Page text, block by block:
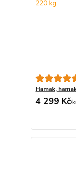
Hamak,
4 299 Kč/